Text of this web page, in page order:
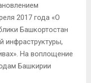
2017 года «О
Башкортостан
инфраструктуры,
На воплощение
Башкирии